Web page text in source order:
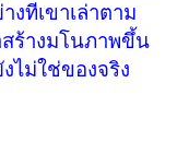
งทีเขาเล่าตาม
ร้างมโนภาพขึ้น
ไม่ใช่ของจริง